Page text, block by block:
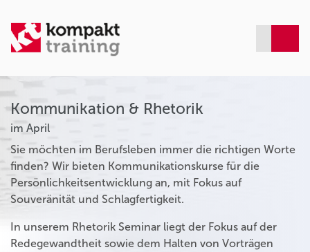
Kommunikation & Rhetorik
im April
Sie möchten im Berufsleben immer die richtigen Worte
finden? Wir bieten Kommunikationskurse für die
Persönlichkeitsentwicklung an, mit Fokus auf
Souveränität und Schlagfertigkeit.
In unserem Rhetorik Seminar liegt der Fokus auf der
Redegewandtheit sowie dem Halten von Vorträgen